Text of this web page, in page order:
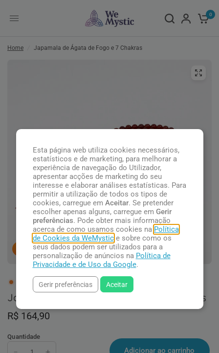
0
Home Japamala de Ágata de Fogo e 7 Chakras
pessoas concluindo esta compra.
1 em estoque
Japamala de Ágata de Fogo e 7 Chakras
R$ 164,90
Quantidade
Adicionar ao carrinho
Esta página web utiliza cookies necessários,
estatísticos e de marketing, para melhorar a
experiência de navegação do Utilizador,
apresentar acções de marketing do seu
interesse e elaborar análises estatísticas. Para
permitir a utilização de todos os tipos de
cookies, carregue em Aceitar. Se pretender
escolher apenas alguns, carregue em Gerir
preferências. Pode obter mais informação
acerca de como usamos cookies na Política
de Cookies da WeMystice sobre como os
seus dados podem ser utilizados para a
personalização de anúncios na Política de
Privacidade e de Uso da Google.
Gerir preferências Aceitar